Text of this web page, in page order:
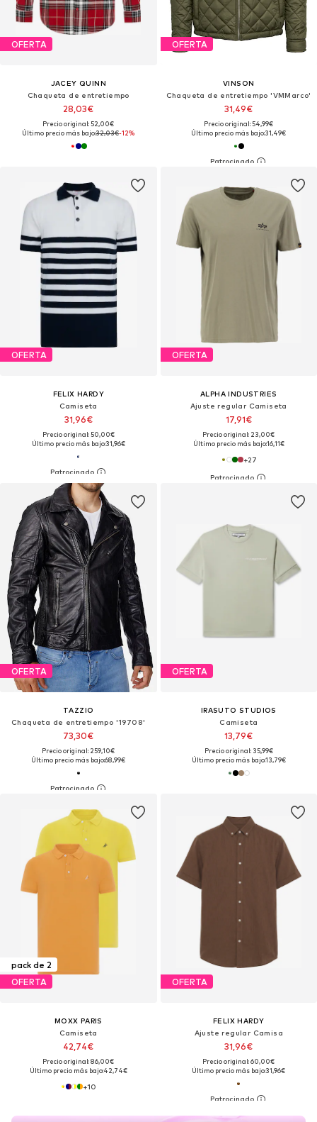
OFERTA
JACEY QUINN
Chaqueta de entretiempo
28,03€
Precio original: 52,00€
Último precio más bajo:32,03€-12%
OFERTA
VINSON
Chaqueta de entretiempo 'VMMarco'
31,49€
Precio original: 54,99€
Último precio más bajo:31,49€
OFERTA
FELIX HARDY
Camiseta
31,96€
Precio original: 50,00€
Último precio más bajo:31,96€
OFERTA
ALPHA INDUSTRIES
Ajuste regular Camiseta
17,91€
Precio original: 23,00€
Último precio más bajo:16,11€
+27
OFERTA
TAZZIO
Chaqueta de entretiempo '19708'
73,30€
Precio original: 259,10€
Último precio más bajo:68,99€
OFERTA
IRASUTO STUDIOS
Camiseta
13,79€
Precio original: 35,99€
Último precio más bajo:13,79€
pack de 2
OFERTA
MOXX PARIS
Camiseta
42,74€
Precio original: 86,00€
Último precio más bajo:42,74€
+10
OFERTA
FELIX HARDY
Ajuste regular Camisa
31,96€
Precio original: 60,00€
Último precio más bajo:31,96€